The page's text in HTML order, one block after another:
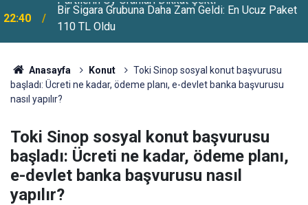
22:40
Bir Sigara Grubuna Daha Zam Geldi: En Ucuz Paket
110 TL Oldu
Anasayfa Konut
Toki Sinop sosyal konut başvurusu
başladı: Ücreti ne kadar, ödeme planı, e-devlet banka başvurusu
nasıl yapılır?
Toki Sinop sosyal konut başvurusu
başladı: Ücreti ne kadar, ödeme planı,
e-devlet banka başvurusu nasıl
yapılır?